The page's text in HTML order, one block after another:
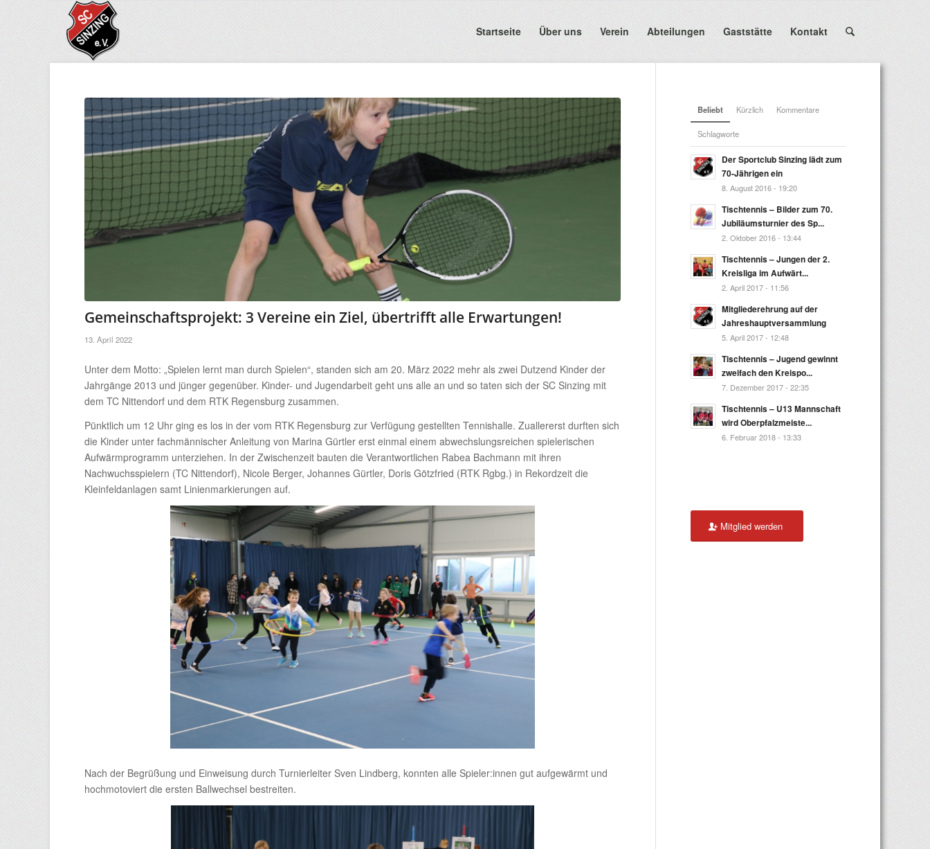
Startseite Über uns Verein Abteilungen Gaststätte Kontakt
Gemeinschaftsprojekt: 3 Vereine ein Ziel, übertrifft alle Erwartungen!
13. April 2022
Unter dem Motto: „Spielen lernt man durch Spielen“, standen sich am 20. März 2022 mehr als zwei Dutzend Kinder der
Jahrgänge 2013 und jünger gegenüber. Kinder- und Jugendarbeit geht uns alle an und so taten sich der SC Sinzing mit
dem TC Nittendorf und dem RTK Regensburg zusammen.
Pünktlich um 12 Uhr ging es los in der vom RTK Regensburg zur Verfügung gestellten Tennishalle. Zuallererst durften sich
die Kinder unter fachmännischer Anleitung von Marina Gürtler erst einmal einem abwechslungsreichen spielerischen
Aufwärmprogramm unterziehen. In der Zwischenzeit bauten die Verantwortlichen Rabea Bachmann mit ihren
Nachwuchsspielern (TC Nittendorf), Nicole Berger, Johannes Gürtler, Doris Götzfried (RTK Rgbg.) in Rekordzeit die
Kleinfeldanlagen samt Linienmarkierungen auf.
Nach der Begrüßung und Einweisung durch Turnierleiter Sven Lindberg, konnten alle Spieler:innen gut aufgewärmt und
hochmotoviert die ersten Ballwechsel bestreiten.
Beliebt Kürzlich Kommentare
Schlagworte
Der Sportclub Sinzing lädt zum
70-Jährigen ein
8. August 2016 - 19:20
Tischtennis – Bilder zum 70.
Jubiläumsturnier des Sp...
2. Oktober 2016 - 13:44
Tischtennis – Jungen der 2.
Kreisliga im Aufwärt...
2. April 2017 - 11:56
Mitgliederehrung auf der
Jahreshauptversammlung
5. April 2017 - 12:48
Tischtennis – Jugend gewinnt
zweifach den Kreispo...
7. Dezember 2017 - 22:35
Tischtennis – U13 Mannschaft
wird Oberpfalzmeiste...
6. Februar 2018 - 13:33
Mitglied werden